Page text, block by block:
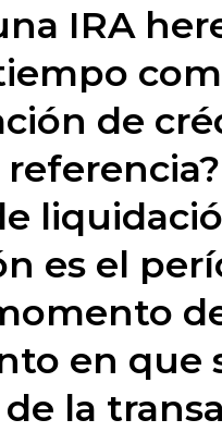
IRA
de
es el
en que
la